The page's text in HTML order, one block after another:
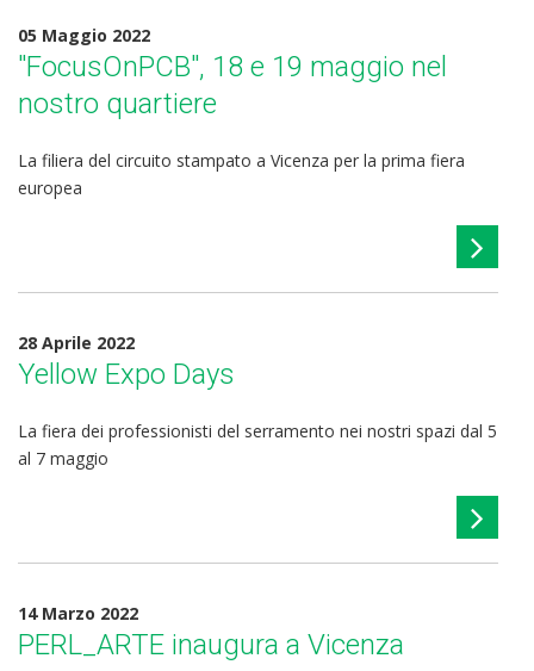
05 Maggio 2022
"FocusOnPCB", 18 e 19 maggio nel
nostro quartiere
La filiera del circuito stampato a Vicenza per la prima fiera
europea
28 Aprile 2022
Yellow Expo Days
La fiera dei professionisti del serramento nei nostri spazi dal 5
al 7 maggio
14 Marzo 2022
PERL_ARTE inaugura a Vicenza